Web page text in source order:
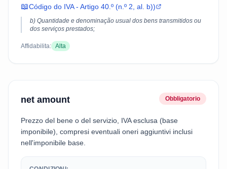
📖Código do IVA - Artigo 40.º (n.º 2, al. b))
b) Quantidade e denominação usual dos bens transmitidos ou
dos serviços prestados;
Affidabilita: Alta
net amount Obbligatorio
Prezzo del bene o del servizio, IVA esclusa (base
imponibile), compresi eventuali oneri aggiuntivi inclusi
nell'imponibile base.